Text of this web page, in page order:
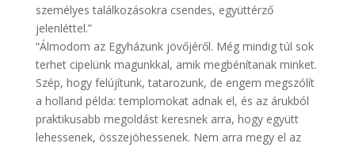
személyes találkozásokra csendes, együttérző
jelenléttel.”
“Álmodom az Egyházunk jövőjéről. Még mindig túl sok
terhet cipelünk magunkkal, amik megbénítanak minket.
Szép, hogy felújítunk, tatarozunk, de engem megszólít
a holland példa: templomokat adnak el, és az árukból
praktikusabb megoldást keresnek arra, hogy együtt
lehessenek, összejöhessenek. Nem arra megy el az